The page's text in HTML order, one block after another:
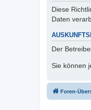
Diese
Daten
Der
Sie können
Foren-